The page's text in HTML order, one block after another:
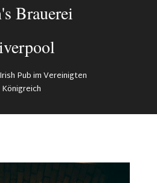
Brauerei
Pub im Vereinigten
Königreich